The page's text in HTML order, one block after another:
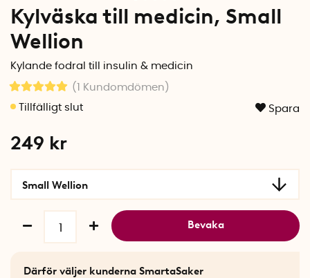
Kylväska till medicin, Small
Wellion
Kylande fodral till insulin & medicin
(1 Kundomdömen )
Spara
249 kr
Small Wellion
Bevaka
Därför väljer kunderna SmartaSaker